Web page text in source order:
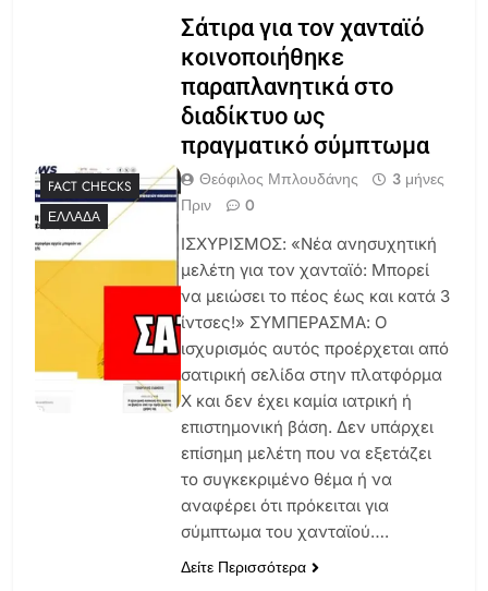
FACT CHECKS
ΕΛΛΆΔΑ
Σάτιρα για τον χανταϊό
κοινοποιήθηκε
παραπλανητικά στο
διαδίκτυο ως
πραγματικό σύμπτωμα
Θεόφιλος Μπλουδάνης
3 μήνες
Πριν
0
ΙΣΧΥΡΙΣΜΟΣ: «Νέα ανησυχητική
μελέτη για τον χανταϊό: Μπορεί
να μειώσει το πέος έως και κατά 3
ίντσες!» ΣΥΜΠΕΡΑΣΜΑ: Ο
ισχυρισμός αυτός προέρχεται από
σατιρική σελίδα στην πλατφόρμα
X και δεν έχει καμία ιατρική ή
επιστημονική βάση. Δεν υπάρχει
επίσημη μελέτη που να εξετάζει
το συγκεκριμένο θέμα ή να
αναφέρει ότι πρόκειται για
σύμπτωμα του χανταϊού….
Δείτε Περισσότερα